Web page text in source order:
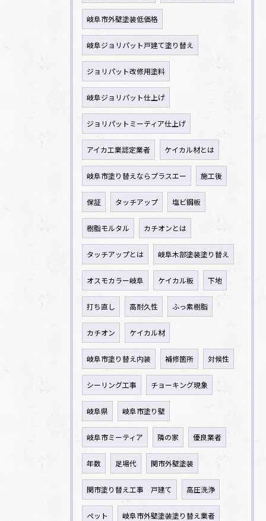
岐阜市外壁塗装低価格
岐阜ジョリパット戸建て塗り替え
ジョリパット改修用塗料
岐阜ジョリパット仕上げ
ジョリパットミーティア仕上げ
アイカ工業認定業者 ケイカル材とは
岐阜市塗り替えならプラスエー 施工後
保証 タッチアップ 塩ビ鋼板
樹脂モルタル カチオンとは
タッチアップとは 岐阜木部塗装塗り替え
オスモカラー岐阜 ケイカル板 下地
打ち直し 高耐久性 ふっ素樹脂
カチオン ケイカル材
岐阜市塗り替え内装 補修箇所 対候性
シーリング工事 チョーキング現象
岐阜県 岐阜市塗り壁
岐阜市ミーティア 隣の家 優良業者
年数 足場代 関市外壁塗装
関市塗り替え工事 戸建て 高圧洗浄
ペット 岐阜市外壁塗装塗り替え業者